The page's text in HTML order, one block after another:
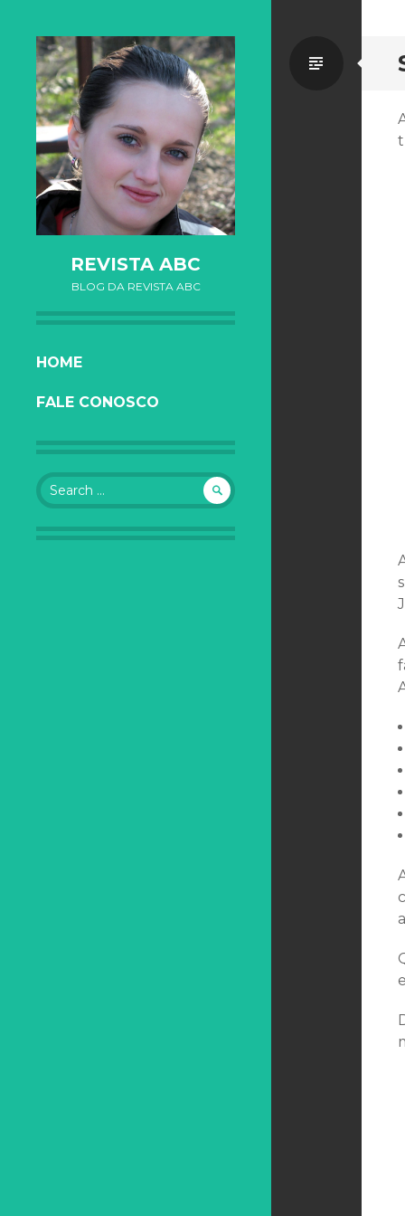
REVISTA ABC
BLOG DA REVISTA ABC
SKIP TO CONTENT
HOME
FALE CONOSCO
Search for: